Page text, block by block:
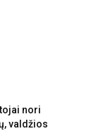
nori
valdžios